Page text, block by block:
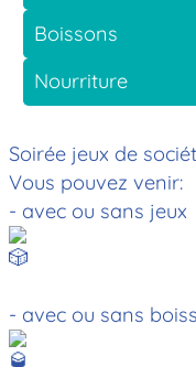
Boissons
Nourriture
Soirée jeux de
Vous pouvez venir:
- avec ou sans jeux
- avec ou sans